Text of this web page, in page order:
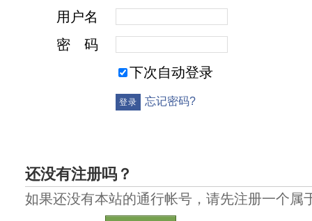
用户名
密 码
下次自动登录
忘记密码?
还没有注册吗？
如果还没有本站的通行帐号，请先注册一个属